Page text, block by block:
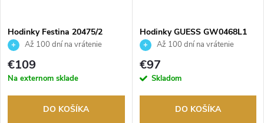
Hodinky Festina 20475/2
Až 100 dní na vrátenie
tovaru. Autorizovaný predajca.
€109
Na externom sklade
DO KOŠÍKA
Hodinky GUESS GW0468L1
Až 100 dní na vrátenie
tovaru. Autorizovaný predajca.
€97
Skladom
DO KOŠÍKA